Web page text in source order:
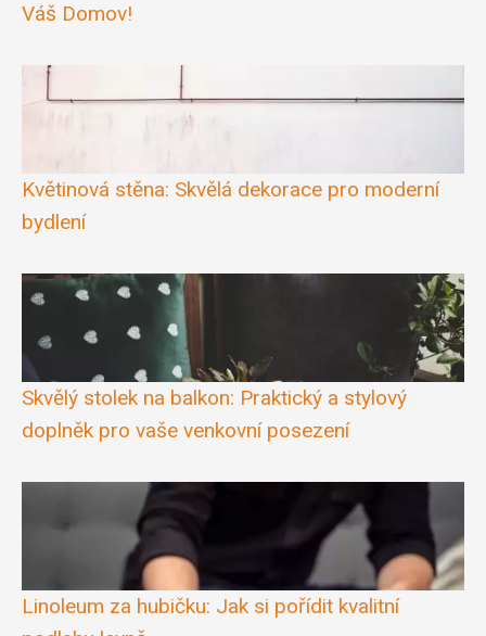
Váš Domov!
Květinová stěna: Skvělá dekorace pro moderní
bydlení
Skvělý stolek na balkon: Praktický a stylový
doplněk pro vaše venkovní posezení
Linoleum za hubičku: Jak si pořídit kvalitní